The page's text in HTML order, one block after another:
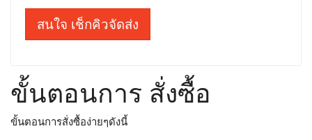
สนใจ เช็กคิวจัดส่ง
ขั้นตอนการ สั่งซื้อ
ขั้นตอนการสั่งซื้อง่ายๆดังนี้